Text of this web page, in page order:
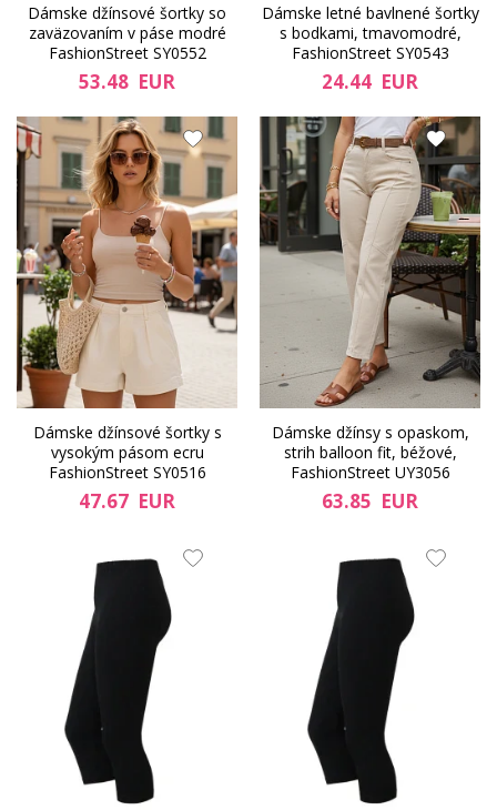
Dámske džínsové šortky so
zaväzovaním v páse modré
FashionStreet SY0552
53.48 EUR
Dámske letné bavlnené šortky
s bodkami, tmavomodré,
FashionStreet SY0543
24.44 EUR
Dámske džínsové šortky s
vysokým pásom ecru
FashionStreet SY0516
47.67 EUR
Dámske džínsy s opaskom,
strih balloon fit, béžové,
FashionStreet UY3056
63.85 EUR